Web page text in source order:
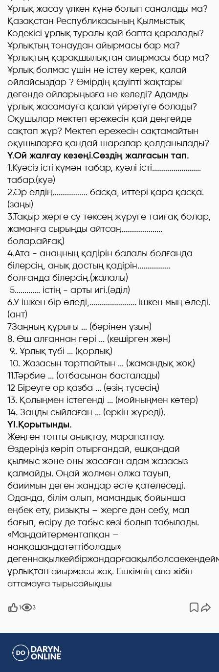
Ұрлық жасау үлкен күнә болып саналады ма?
Қазақстан Республикасының Қылмыстық
Кодекісі ұрлық туралы қай бапта қаралады?
Ұрлықтың тонаудан айырмасы бар ма?
Ұрлықтың қарақшылықтан айырмасы бар ма?
Ұрлық болмас үшін не істеу керек, қалай
ойлайсыздар ? Өмірдің қауіпті жақтары
дегенде ойларыңызға не келеді? Адамды
ұрлық жасамауға қалай үйретуге болады?
Оқушылар мектеп ережесін қай деңгейде
сақтап жүр? Мектеп ережесін сақтамайтын
оқушыларға қандай шаралар қолданылады?
Ү.Ой жалғау кезеңі.Сөздің жалғасын тап.
1.Куәсіз істі күмән табар, куәлі істі.........................
табар.(куә)
2.Әр елдің.................. басқа, иттері қара қасқа.
(заңы)
3.Тақыр жерге су төксең жүруге тайғақ болар,
жаманға сырыңды айтсаң.....................
болар.айғақ)
4.Ата - анаңның қадірін балалы болғанда
білерсің, анық достың қадірін.................
болғанда білерсің.(жалалы)
5............. істің - арты игі.(әділ)
6.У ішкен бір өледі,........................ ішкен мың өледі.
(ант)
7Заңның құрығы ... (бәрінен ұзын)
8. Өш алғаннан гөрі ... (кешірген жөн)
9.. Ұрлық түбі ... (қорлық)
10. Жазасын тартпайтын ... (жамандық жоқ)
11.Тәрбие ... (отбасынан басталады)
12 Біреуге ор қазба ... (өзің түсесің)
13. Қолыңмен істегенді ... (мойныңмен көтер)
14. Заңды сыйлаған ... (еркін жүреді).
ҮІ.Қорытынды.
Жеңген топты анықтау, марапаттау.
Өздеріңіз көріп отырғандай, ешқандай
қылмыс және оны жасаған адам жазасыз
қалмайды. Оңай жолмен олжа тауып,
баиймын деген жандар әсте қателеседі.
Оданда, білім алып, мамандық бойынша
еңбек ету, ризықты – жерге дән себу, мал
бағып, өсіру де табыс көзі болып табылады.
«Маңдайтерментапқан –
нанқашандатәттіболады»
ұрлықтан айырмасы жоқ. Ешкімнің ала жібін
аттамауға тырысайықшы
1 3